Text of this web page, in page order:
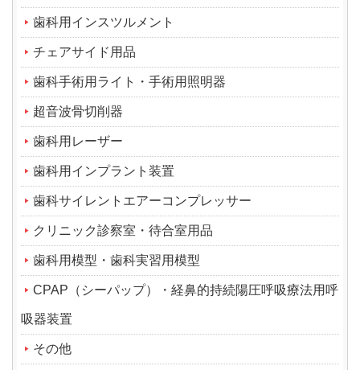
歯科用インスツルメント
チェアサイド用品
歯科手術用ライト・手術用照明器
超音波骨切削器
歯科用レーザー
歯科用インプラント装置
歯科サイレントエアーコンプレッサー
クリニック診察室・待合室用品
歯科用模型・歯科実習用模型
CPAP（シーパップ）・経鼻的持続陽圧呼吸療法用呼
吸器装置
その他